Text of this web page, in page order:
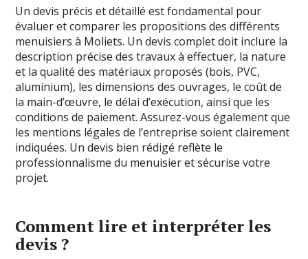
Un devis précis et détaillé est fondamental pour
évaluer et comparer les propositions des différents
menuisiers à Moliets. Un devis complet doit inclure la
description précise des travaux à effectuer, la nature
et la qualité des matériaux proposés (bois, PVC,
aluminium), les dimensions des ouvrages, le coût de
la main-d’œuvre, le délai d’exécution, ainsi que les
conditions de paiement. Assurez-vous également que
les mentions légales de l’entreprise soient clairement
indiquées. Un devis bien rédigé reflète le
professionnalisme du menuisier et sécurise votre
projet.
Comment lire et interpréter les
devis ?